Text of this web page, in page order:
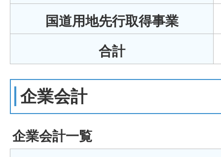
国道用地先行取得事業
合計
企業会計
企業会計一覧